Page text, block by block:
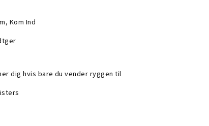
Kom Ind
dig hvis bare du vender ryggen til